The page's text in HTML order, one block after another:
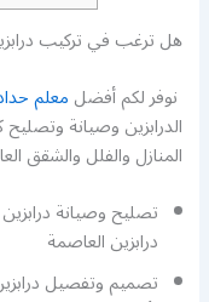
هل ترغب في تركيب
نوفر لكم أفضلمعلم
الدرابزين وصيانة وتصليح
المنازل والفلل والشقق
تصليح وصيانة
درابزين العاصمة
تصميم وتفصيل